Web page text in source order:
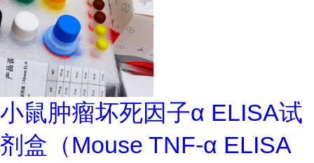
小鼠肿瘤坏死因子α ELISA试
剂盒（Mouse TNF-α ELISA